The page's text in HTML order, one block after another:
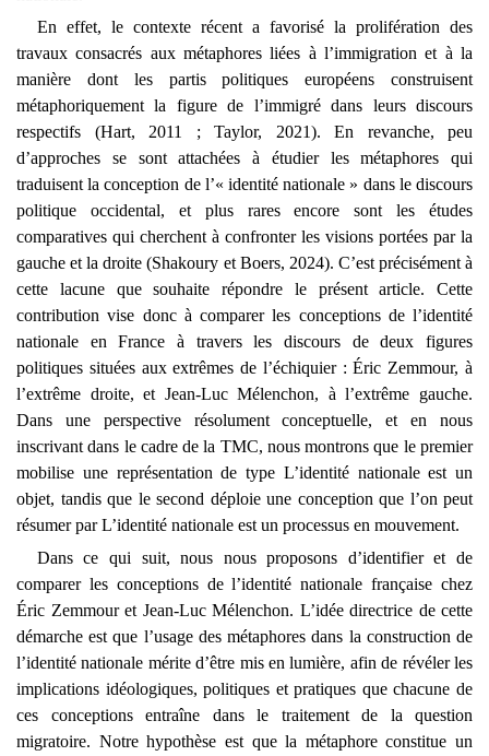
En effet, le contexte récent a favorisé la prolifération des
travaux consacrés aux métaphores liées à l’immigration et à la
manière dont les partis politiques européens construisent
métaphoriquement la figure de l’immigré dans leurs discours
respectifs (Hart, 2011 ; Taylor, 2021). En revanche, peu
d’approches se sont attachées à étudier les métaphores qui
traduisent la conception de l’« identité nationale » dans le discours
politique occidental, et plus rares encore sont les études
comparatives qui cherchent à confronter les visions portées par la
gauche et la droite (Shakoury et Boers, 2024). C’est précisément à
cette lacune que souhaite répondre le présent article. Cette
contribution vise donc à comparer les conceptions de l’identité
nationale en France à travers les discours de deux figures
politiques situées aux extrêmes de l’échiquier : Éric Zemmour, à
l’extrême droite, et Jean-Luc Mélenchon, à l’extrême gauche.
Dans une perspective résolument conceptuelle, et en nous
inscrivant dans le cadre de la TMC, nous montrons que le premier
mobilise une représentation de type L’identité nationale est un
objet, tandis que le second déploie une conception que l’on peut
résumer par L’identité nationale est un processus en mouvement.
Dans ce qui suit, nous nous proposons d’identifier et de
comparer les conceptions de l’identité nationale française chez
Éric Zemmour et Jean-Luc Mélenchon. L’idée directrice de cette
démarche est que l’usage des métaphores dans la construction de
l’identité nationale mérite d’être mis en lumière, afin de révéler les
implications idéologiques, politiques et pratiques que chacune de
ces conceptions entraîne dans le traitement de la question
migratoire. Notre hypothèse est que la métaphore constitue un